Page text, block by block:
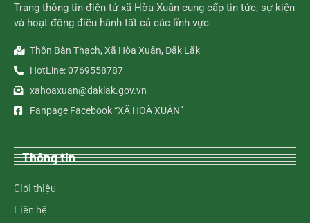
Trang thông tin điện tử xã Hòa Xuân cung cấp tin tức, sự kiện
và hoạt động điều hành tất cả các lĩnh vực
Thôn Bàn Thạch, Xã Hòa Xuân, Đắk Lắk
HotLine: 0769558787
xahoaxuan@daklak.gov.vn
Fanpage Facebook “XÃ HOÀ XUÂN”
Thông tin
Giới thiệu
Liên hệ